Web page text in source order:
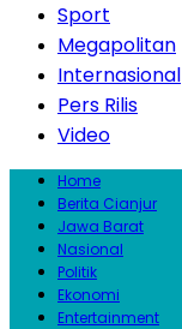
Sport
Megapolitan
Internasional
Pers Rilis
Video
Home
Berita Cianjur
Jawa Barat
Nasional
Politik
Ekonomi
Entertainment